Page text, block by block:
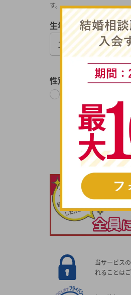
す。
生年月日
性別
当サービス
れることは